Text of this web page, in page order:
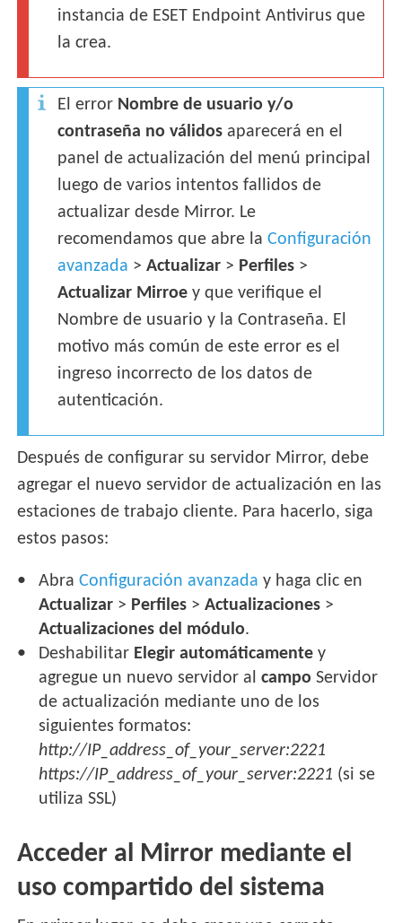
instancia de ESET Endpoint Antivirus que
la crea.
El error Nombre de usuario y/o
contraseña no válidos aparecerá en el
panel de actualización del menú principal
luego de varios intentos fallidos de
actualizar desde Mirror. Le
recomendamos que abre laConfiguración
avanzada > Actualizar > Perfiles >
Actualizar Mirroe y que verifique el
Nombre de usuario y la Contraseña. El
motivo más común de este error es el
ingreso incorrecto de los datos de
autenticación.
Después de configurar su servidor Mirror, debe
agregar el nuevo servidor de actualización en las
estaciones de trabajo cliente. Para hacerlo, siga
estos pasos:
AbraConfiguración avanzada y haga clic en
Actualizar > Perfiles >Actualizaciones >
Actualizaciones del módulo.
Deshabilitar Elegir automáticamente y
agregue un nuevo servidor alcampoServidor
de actualización mediante uno de los
siguientes formatos:
http://IP_address_of_your_server:2221
https://IP_address_of_your_server:2221 (si se
utiliza SSL)
Acceder al Mirror mediante el
uso compartido del sistema